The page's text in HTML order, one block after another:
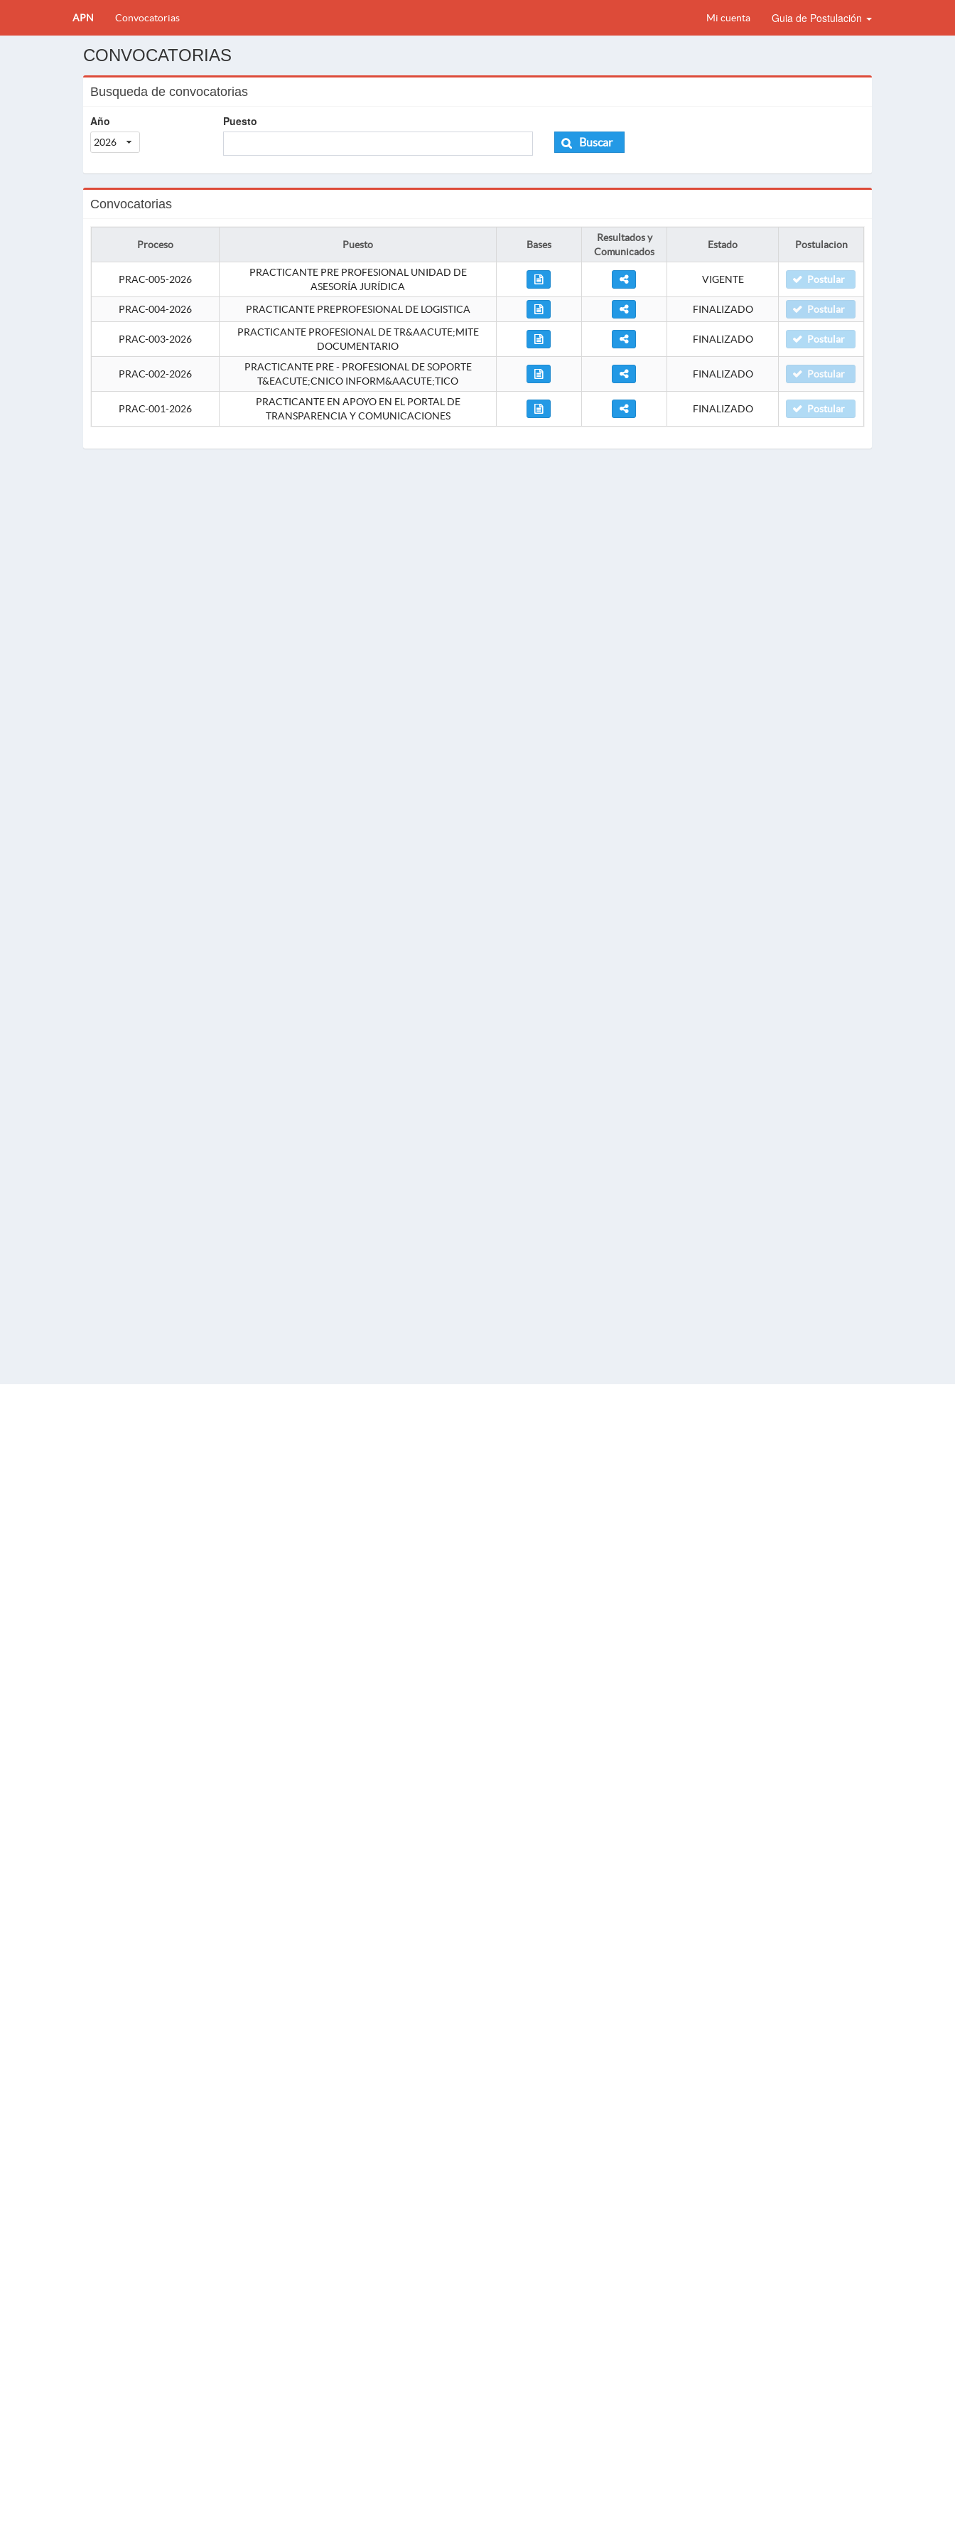
APN Convocatorias Mi cuenta Guia de Postulación
CONVOCATORIAS
Busqueda de convocatorias
Año
2026
Puesto
Buscar
Convocatorias
Proceso Puesto Bases
Resultados y
Comunicados
Estado Postulacion
PRAC-005-2026
PRACTICANTE PRE PROFESIONAL UNIDAD DE
ASESORÍA JURÍDICA
VIGENTE Postular
PRAC-004-2026 PRACTICANTE PREPROFESIONAL DE LOGISTICA FINALIZADO Postular
PRAC-003-2026
PRACTICANTE PROFESIONAL DE TR&AACUTE;MITE
DOCUMENTARIO
FINALIZADO Postular
PRAC-002-2026
PRACTICANTE PRE - PROFESIONAL DE SOPORTE
T&EACUTE;CNICO INFORM&AACUTE;TICO
FINALIZADO Postular
PRAC-001-2026
PRACTICANTE EN APOYO EN EL PORTAL DE
TRANSPARENCIA Y COMUNICACIONES
FINALIZADO Postular